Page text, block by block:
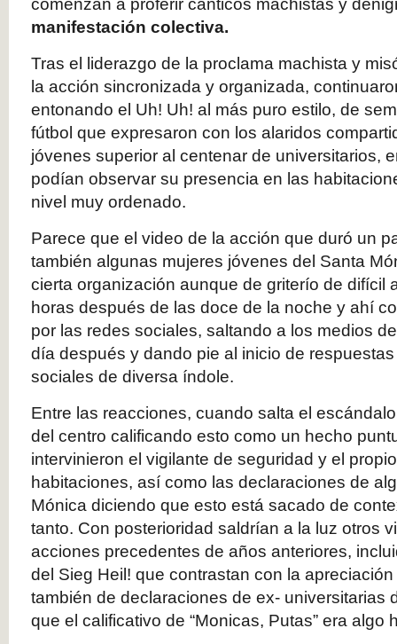
manifestación colectiva.
Tras el liderazgo de la proclama machista y
la acción sincronizada y organizada,
entonando el Uh! Uh! al más puro estilo, de
fútbol que expresaron con los alaridos
jóvenes superior al centenar de universitarios,
podían observar su presencia en las
nivel muy ordenado.
Parece que el video de la acción que duró un
también algunas mujeres jóvenes del Santa
cierta organización aunque de griterío de difícil
horas después de las doce de la noche y ahí
por las redes sociales, saltando a los medios
día después y dando pie al inicio de
sociales de diversa índole.
Entre las reacciones, cuando salta el
del centro calificando esto como un hecho
intervinieron el vigilante de seguridad y el
habitaciones, así como las declaraciones de
Mónica diciendo que esto está sacado de
tanto. Con posterioridad saldrían a la luz otros
acciones precedentes de años anteriores,
del Sieg Heil! que contrastan con la
también de declaraciones de ex- universitarias
que el calificativo de “Monicas, Putas” era algo